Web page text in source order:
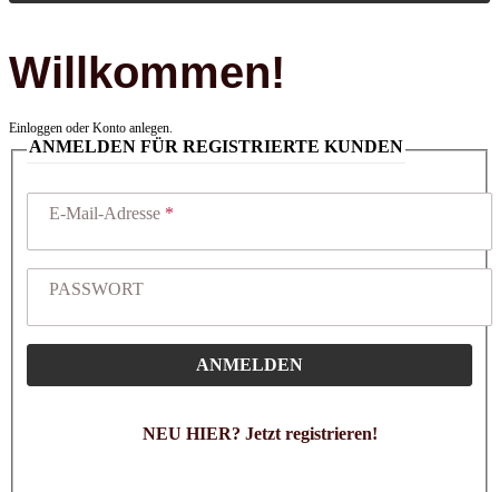
Willkommen!
Einloggen oder Konto anlegen.
ANMELDEN FÜR REGISTRIERTE KUNDEN
E-Mail-Adresse
PASSWORT
ANMELDEN
NEU HIER? Jetzt registrieren!